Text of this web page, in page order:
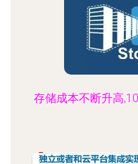
存储成本不断升高